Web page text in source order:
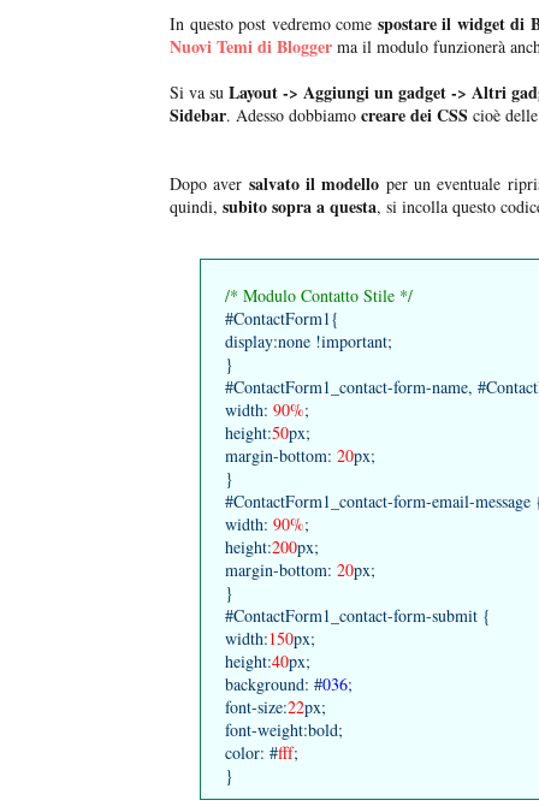
In questo post vedremo come spostare il widget di
Nuovi Temi di Blogger ma il modulo funzionerà
Si va su Layout -> Aggiungi un gadget -> Altri
Sidebar. Adesso dobbiamo creare dei CSS cioè
Dopo aver salvato il modello per un eventuale
quindi, subito sopra a questa, si incolla questo
/* Modulo Contatto Stile */
#ContactForm1{
display:none !important;
}
#ContactForm1_contact-form-name,
width: 90%;
height:50px;
margin-bottom: 20px;
}
#ContactForm1_contact-form-email-message
width: 90%;
height:200px;
margin-bottom: 20px;
}
#ContactForm1_contact-form-submit {
width:150px;
height:40px;
background: #036;
font-size:22px;
font-weight:bold;
color: #fff;
}